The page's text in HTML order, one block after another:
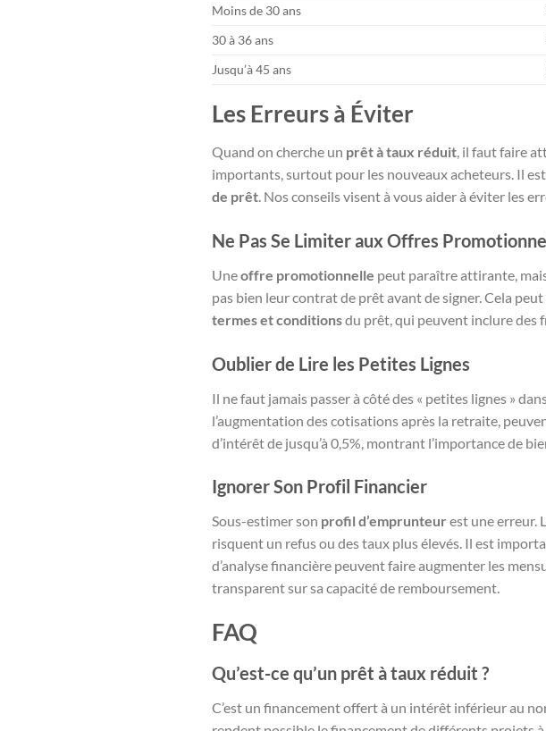
Moins de 30 ans
30 à 36 ans
Jusqu’à 45 ans
Les Erreurs à Éviter
Quand on cherche un prêt à taux réduit, il faut faire
importants, surtout pour les nouveaux acheteurs. Il
de prêt. Nos conseils visent à vous aider à éviter les
Ne Pas Se Limiter aux Offres
Uneoffre promotionnelle peut paraître attirante,
pas bien leur contrat de prêt avant de signer. Cela
termes et conditionsdu prêt, qui peuvent inclure des
Oublier de Lire les Petites Lignes
Il ne faut jamais passer à côté des « petites lignes »
l’augmentation des cotisations après la retraite,
d’intérêt de jusqu’à 0,5%, montrant l’importance de
Ignorer Son Profil Financier
Sous-estimer son profil d’emprunteur est une erreur.
risquent un refus ou des taux plus élevés. Il est
d’analyse financière peuvent faire augmenter les
transparent sur sa capacité de remboursement.
FAQ
Qu’est-ce qu’un prêt à taux réduit ?
C’est un financement offert à un intérêt inférieur au